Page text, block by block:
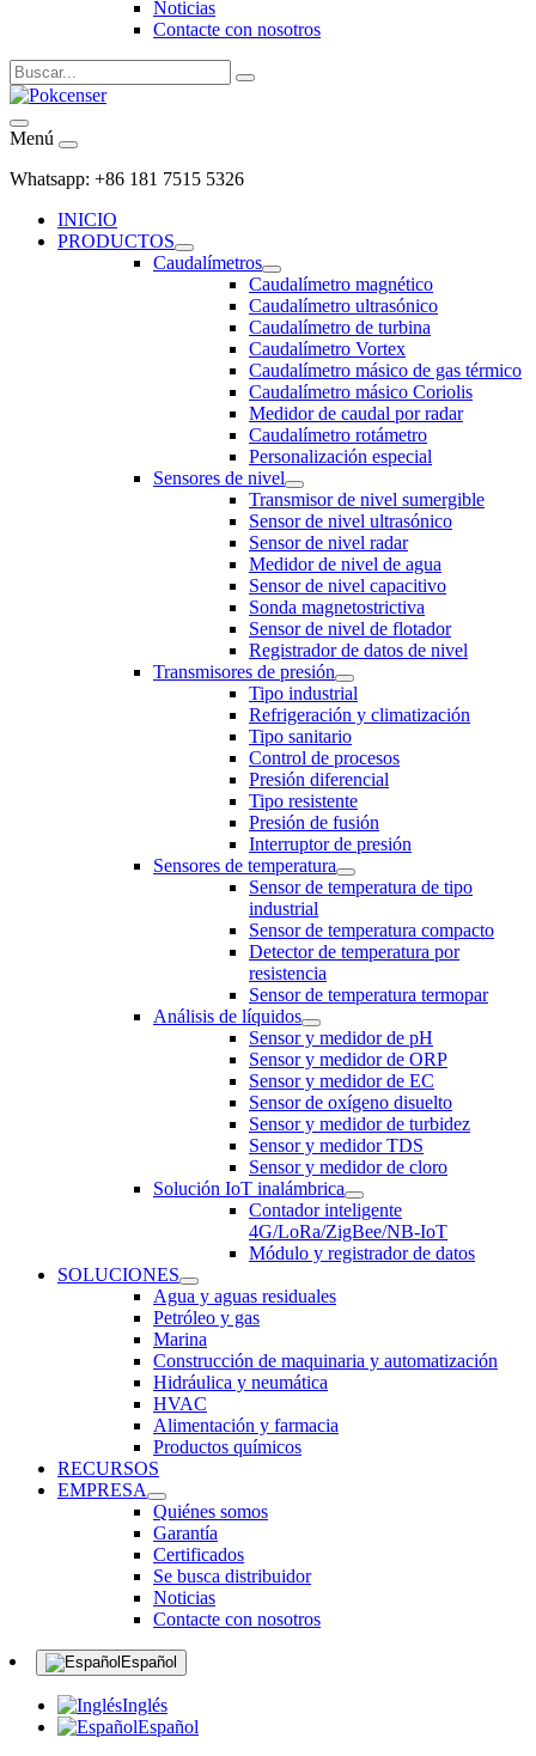
Noticias
Contacte con nosotros
Menú
Whatsapp: +86 181 7515 5326
INICIO
PRODUCTOS
Caudalímetros
Caudalímetro magnético
Caudalímetro ultrasónico
Caudalímetro de turbina
Caudalímetro Vortex
Caudalímetro másico de gas térmico
Caudalímetro másico Coriolis
Medidor de caudal por radar
Caudalímetro rotámetro
Personalización especial
Sensores de nivel
Transmisor de nivel sumergible
Sensor de nivel ultrasónico
Sensor de nivel radar
Medidor de nivel de agua
Sensor de nivel capacitivo
Sonda magnetostrictiva
Sensor de nivel de flotador
Registrador de datos de nivel
Transmisores de presión
Tipo industrial
Refrigeración y climatización
Tipo sanitario
Control de procesos
Presión diferencial
Tipo resistente
Presión de fusión
Interruptor de presión
Sensores de temperatura
Sensor de temperatura de tipo
industrial
Sensor de temperatura compacto
Detector de temperatura por
resistencia
Sensor de temperatura termopar
Análisis de líquidos
Sensor y medidor de pH
Sensor y medidor de ORP
Sensor y medidor de EC
Sensor de oxígeno disuelto
Sensor y medidor de turbidez
Sensor y medidor TDS
Sensor y medidor de cloro
Solución IoT inalámbrica
Contador inteligente
4G/LoRa/ZigBee/NB-IoT
Módulo y registrador de datos
SOLUCIONES
Agua y aguas residuales
Petróleo y gas
Marina
Construcción de maquinaria y automatización
Hidráulica y neumática
HVAC
Alimentación y farmacia
Productos químicos
RECURSOS
EMPRESA
Quiénes somos
Garantía
Certificados
Se busca distribuidor
Noticias
Contacte con nosotros
Español
Inglés
Español